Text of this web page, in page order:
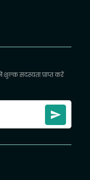
सदस्यता प्राप्त करें